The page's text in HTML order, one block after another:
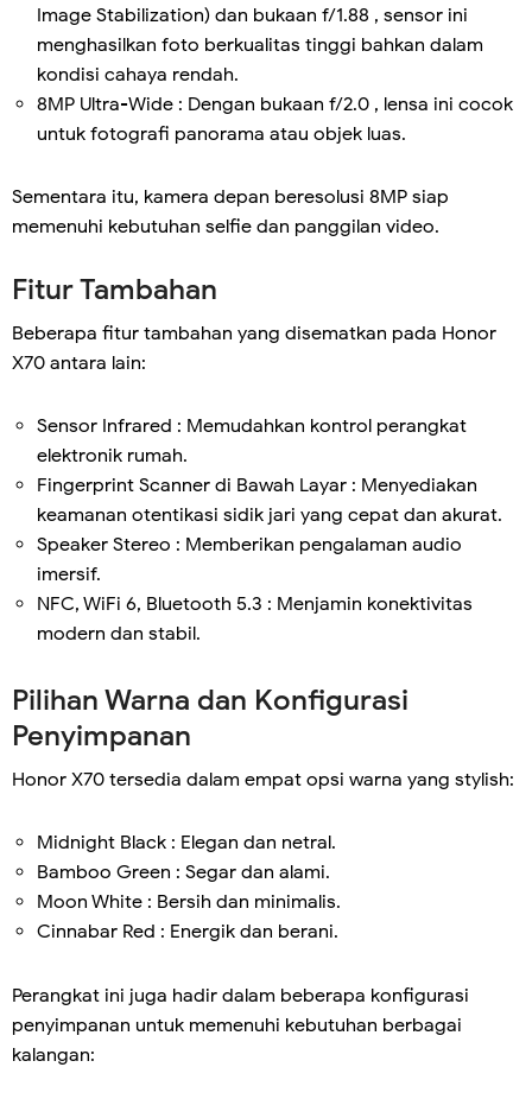
Image Stabilization) dan bukaan f/1.88 , sensor ini
menghasilkan foto berkualitas tinggi bahkan dalam
kondisi cahaya rendah.
8MP Ultra-Wide : Dengan bukaan f/2.0 , lensa ini cocok
untuk fotografi panorama atau objek luas.
Sementara itu, kamera depan beresolusi 8MP siap
memenuhi kebutuhan selfie dan panggilan video.
Fitur Tambahan
Beberapa fitur tambahan yang disematkan pada Honor
X70 antara lain:
Sensor Infrared : Memudahkan kontrol perangkat
elektronik rumah.
Fingerprint Scanner di Bawah Layar : Menyediakan
keamanan otentikasi sidik jari yang cepat dan akurat.
Speaker Stereo : Memberikan pengalaman audio
imersif.
NFC, WiFi 6, Bluetooth 5.3 : Menjamin konektivitas
modern dan stabil.
Pilihan Warna dan Konfigurasi
Penyimpanan
Honor X70 tersedia dalam empat opsi warna yang stylish:
Midnight Black : Elegan dan netral.
Bamboo Green : Segar dan alami.
Moon White : Bersih dan minimalis.
Cinnabar Red : Energik dan berani.
Perangkat ini juga hadir dalam beberapa konfigurasi
penyimpanan untuk memenuhi kebutuhan berbagai
kalangan: